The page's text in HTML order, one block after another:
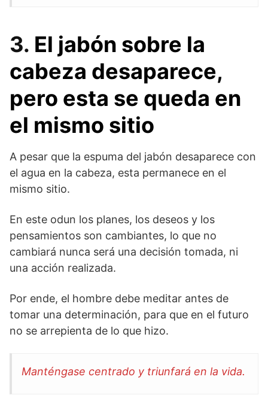
3. El jabón sobre la
cabeza desaparece,
pero esta se queda en
el mismo sitio
A pesar que la espuma del jabón desaparece con
el agua en la cabeza, esta permanece en el
mismo sitio.
En este odun los planes, los deseos y los
pensamientos son cambiantes, lo que no
cambiará nunca será una decisión tomada, ni
una acción realizada.
Por ende, el hombre debe meditar antes de
tomar una determinación, para que en el futuro
no se arrepienta de lo que hizo.
Manténgase centrado y triunfará en la vida.